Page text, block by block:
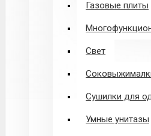
Газовые плиты
Свет
Сушилки для
Умные унитазы